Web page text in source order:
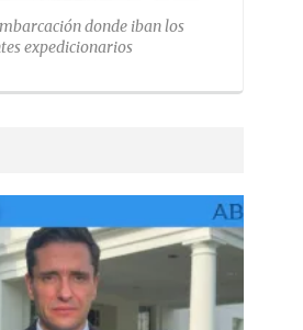
donde iban los
expedicionarios